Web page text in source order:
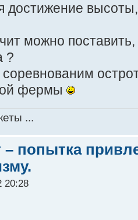
достижение
можно
?
фермы
...
– попытка
20:28